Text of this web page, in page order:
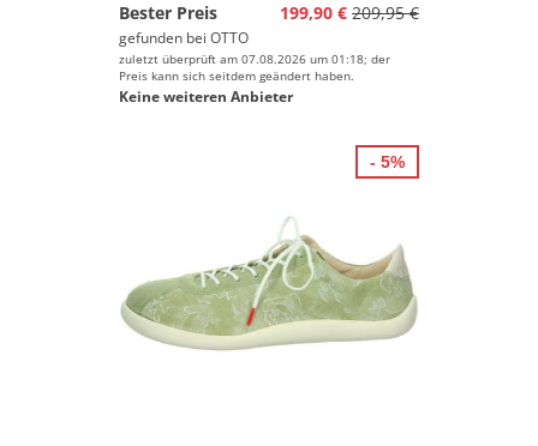
Bester Preis
199,90 € 209,95 €
gefunden bei OTTO
zuletzt überprüft am 07.08.2026 um 01:18; der
Preis kann sich seitdem geändert haben.
Keine weiteren Anbieter
- 5%